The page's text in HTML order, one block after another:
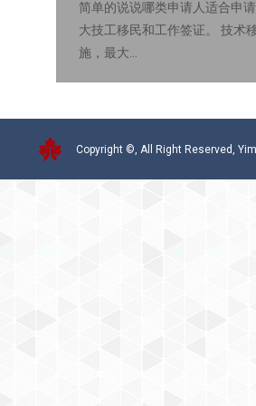
简单的说说哪类申请人适合申
大技工移民和工作签证。 技术
施，最大…
Copyright ©, All Right Reserved,